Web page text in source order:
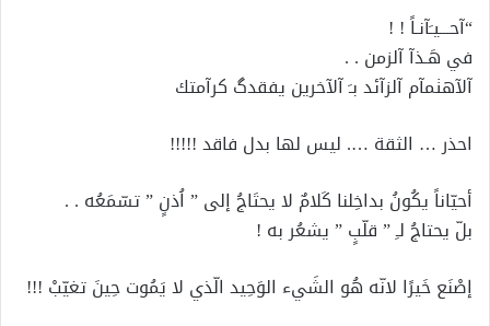
“آحـــيـَآنـاً ! !
في هَـذآ آلزمن . .
آلآهٺمآم آلزآئد بـَ آلآخرين يفقدگ كرآمتك
احذر … الثقة …. ليس لها بدل فاقد !!!!!
أحيّاناً يكُونُ بداخِلنا كَلامٌ لا يحتَاجُ إلى ” اُذنٍ ” تسّمَعُه . .
بلّ يحتاجُ لـِ ” قلّبٍ ” يشعُر به !
إصْنَع خَيرًا لانّه هُو الشَيء الوَحِيد الّذي لا يَمُوت حِينَ تغيّبْ !!!